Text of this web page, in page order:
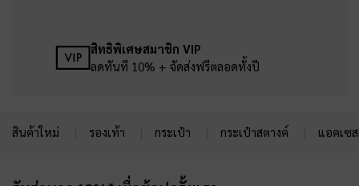
สิทธิพิเศษสมาชิก VIP
ลดทันที 10% + จัดส่งฟรีตลอดทั้งปี
สินค้าใหม่ รองเท้า กระเป๋า กระเป๋าสตางค์ แอคเซ